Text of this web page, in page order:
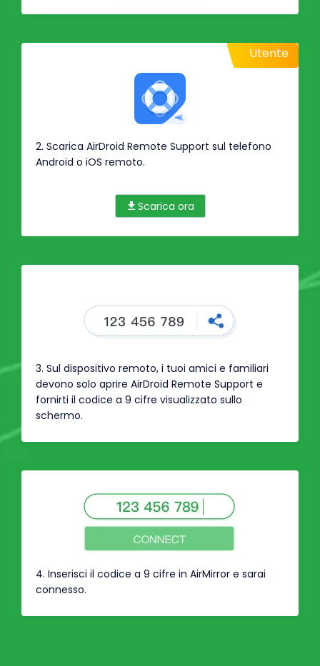
Utente
2. Scarica AirDroid Remote Support sul telefono
Android o iOS remoto.
Scarica ora
3. Sul dispositivo remoto, i tuoi amici e familiari
devono solo aprire AirDroid Remote Support e
fornirti il codice a 9 cifre visualizzato sullo
schermo.
4. Inserisci il codice a 9 cifre in AirMirror e sarai
connesso.